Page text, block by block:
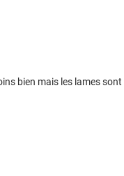
bien mais les lames sont